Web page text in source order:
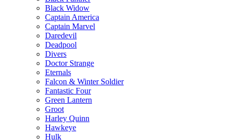
Black Widow
Captain America
Captain Marvel
Daredevil
Deadpool
Divers
Doctor Strange
Eternals
Falcon & Winter Soldier
Fantastic Four
Green Lantern
Groot
Harley Quinn
Hawkeye
Hulk